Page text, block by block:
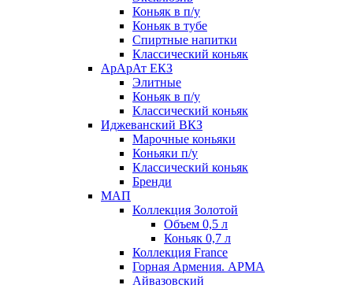
Коньяк в п/у
Коньяк в тубе
Спиртные напитки
Классический коньяк
АрАрАт ЕКЗ
Элитные
Коньяк в п/у
Классический коньяк
Иджеванский ВКЗ
Марочные коньяки
Коньяки п/у
Классический коньяк
Бренди
МАП
Коллекция Золотой
Объем 0,5 л
Коньяк 0,7 л
Коллекция France
Горная Армения. АРМА
Айвазовский